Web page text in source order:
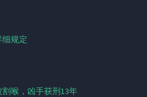
细规定
喉，凶手获刑13年